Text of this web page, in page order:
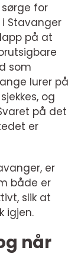
for
i Stavanger
på at
som
lurer på
og
på det
er
er
både er
slik at
igjen.
når